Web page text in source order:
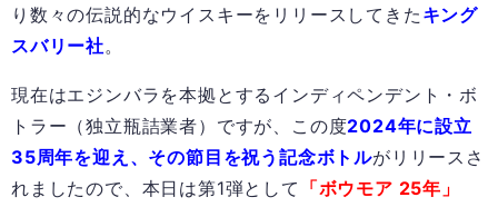
り数々の伝説的なウイスキーをリリースしてきた キング
スバリー社。
現在はエジンバラを本拠とするインディペンデント・ボ
トラー（独立瓶詰業者）ですが、この度2024年に設立
35周年を迎え、その節目を祝う記念ボトルがリリースさ
れましたので、本日は第1弾として 「ボウモア 25年」